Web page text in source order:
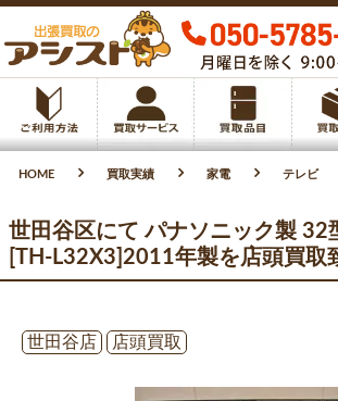
HOME 買取実績 家電 テレビ
世田谷区にて パナソニック製 32
[TH-L32X3]2011年製を店頭買取
世田谷店
店頭買取